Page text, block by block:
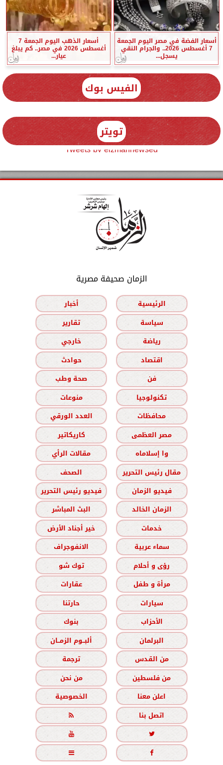
أسعار الفضة في مصر اليوم الجمعة
7 أغسطس 2026.. والجرام النقي
يسجل...
أسعار الذهب اليوم الجمعة 7
أغسطس 2026 في مصر.. كم يبلغ
عيار...
الفيس بوك
تويتر
Tweets by elzmannewseg
الزمان صحيفة مصرية
الرئيسية
أخبار
سياسة
تقارير
رياضة
خارجي
اقتصاد
حوادث
فن
صحة وطب
تكنولوجيا
منوعات
محافظات
العدد الورقي
مصر العظمى
كاريكاتير
وا إسلاماه
مقالات الرأي
مقال رئيس التحرير
الصحف
فيديو الزمان
فيديو رئيس التحرير
الزمان الخالد
البث المباشر
خدمات
خير أجناد الأرض
سماء عربية
الانفوجراف
رؤى و أحلام
توك شو
مرأة و طفل
عقارات
سيارات
حارتنا
الأحزاب
بنوك
البرلمان
ألبــوم الزمــان
من القدس
ترجمة
من فلسطين
من نحن
اعلن معنا
الخصوصية
اتصل بنا




